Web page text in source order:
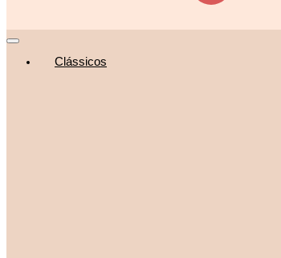
Clássicos